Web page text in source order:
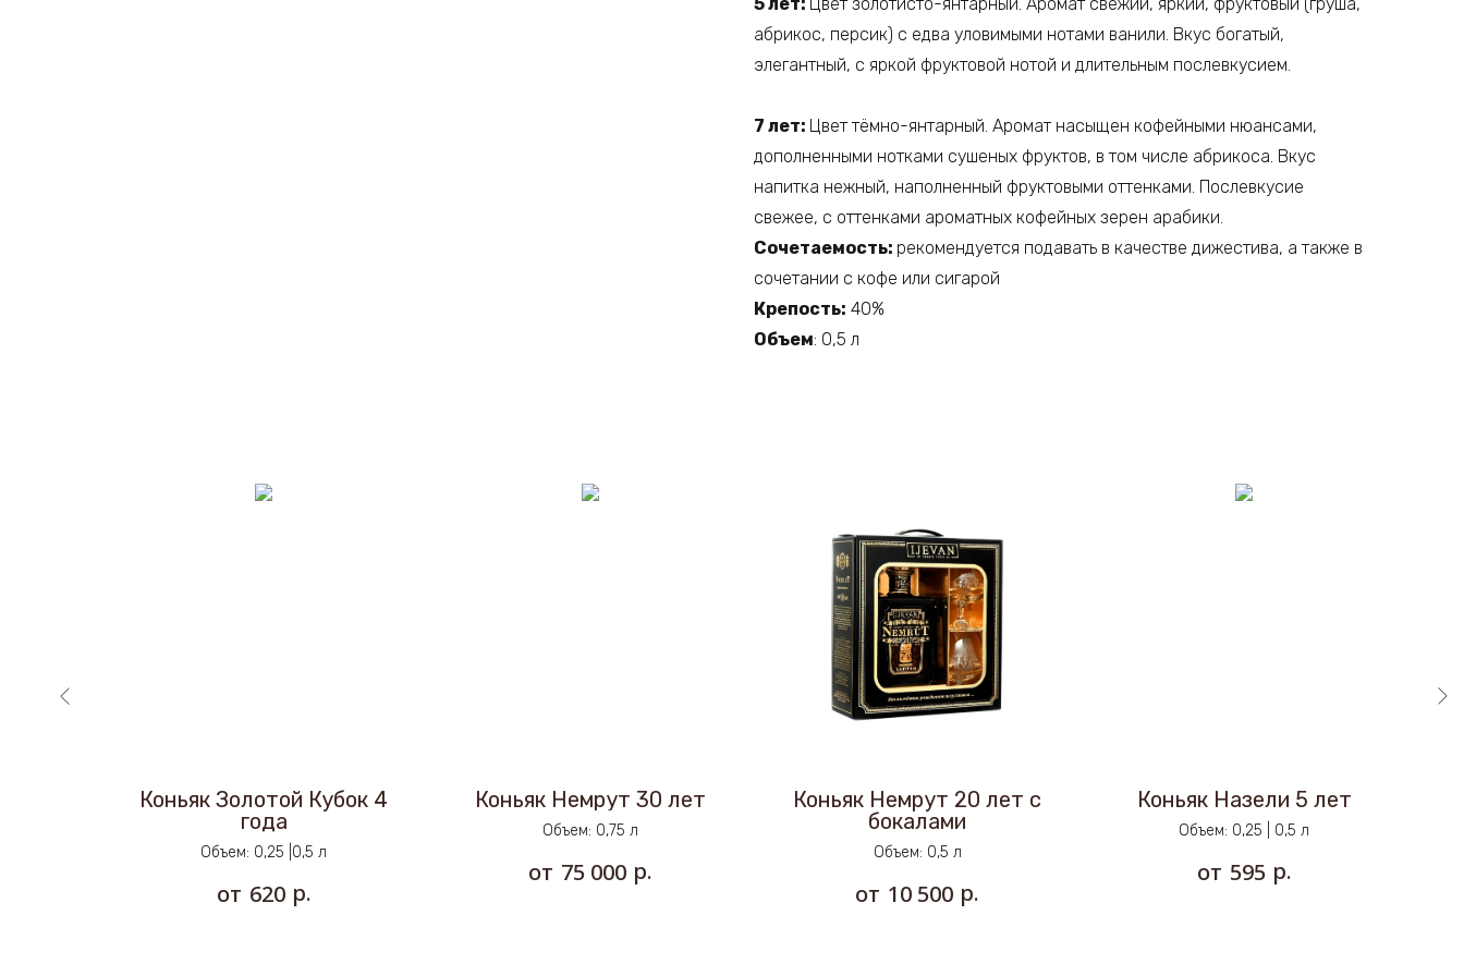
абрикос, персик) с едва уловимыми нотами ванили. Вкус богатый,
элегантный, с яркой фруктовой нотой и длительным послевкусием.
7 лет: Цвет тёмно-янтарный. Аромат насыщен кофейными нюансами,
дополненными нотками сушеных фруктов, в том числе абрикоса. Вкус
напитка нежный, наполненный фруктовыми оттенками. Послевкусие
свежее, с оттенками ароматных кофейных зерен арабики.
Сочетаемость: рекомендуется подавать в качестве дижестива, а также в
сочетании с кофе или сигарой
Крепость: 40%
Объем: 0,5 л
Коньяк Золотой Кубок 4
года
Объем: 0,25 |0,5 л
620 р.
Коньяк Немрут 30 лет
Объем: 0,75 л
75 000 р.
Коньяк Немрут 20 лет с
бокалами
Объем: 0,5 л
10 500 р.
Коньяк Назели 5 лет
Объем: 0,25 | 0,5 л
595 р.